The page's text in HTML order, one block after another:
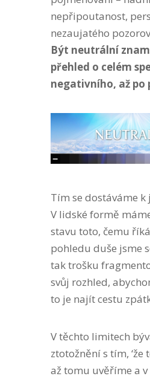
nepřipoutanost,
nezaujatého
Být neutrální
přehled o celém
negativního, až po
Tím se dostáváme k
V lidské formě
stavu toto, čemu
pohledu duše jsme
tak trošku
svůj rozhled,
to je najít cestu
V těchto limitech
ztotožnění s tím, ‘že
až tomu uvěříme a